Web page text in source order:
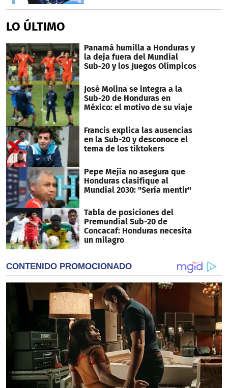
LO ÚLTIMO
Panamá humilla a Honduras y
la deja fuera del Mundial
Sub-20 y los Juegos Olímpicos
José Molina se integra a la
Sub-20 de Honduras en
México: el motivo de su viaje
Francis explica las ausencias
en la Sub-20 y desconoce el
tema de los tiktokers
Pepe Mejía no asegura que
Honduras clasifique al
Mundial 2030: "Sería mentir"
Tabla de posiciones del
Premundial Sub-20 de
Concacaf: Honduras necesita
un milagro